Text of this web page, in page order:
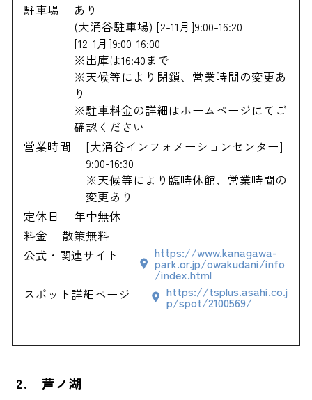
駐車場
あり
(大涌谷駐車場) [2-11月]9:00-16:20
[12-1月]9:00-16:00
※出庫は16:40まで
※天候等により閉鎖、営業時間の変更あ
り
※駐車料金の詳細はホームページにてご
確認ください
営業時間
[大涌谷インフォメーションセンター]
9:00-16:30
※天候等により臨時休館、営業時間の
変更あり
定休日
年中無休
料金
散策無料
公式・関連サイト
https://www.kanagawa-
park.or.jp/owakudani/info
/index.html
スポット詳細ページ
https://tsplus.asahi.co.j
p/spot/2100569/
2. 芦ノ湖